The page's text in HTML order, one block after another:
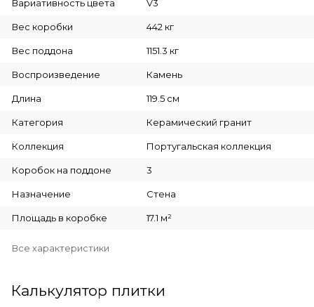
Вариативность цвета V3
Вес коробки 442 кг
Вес поддона 1151.3 кг
Воспроизведение Камень
Длина 119.5 см
Категория Керамический гранит
Коллекция Португальская коллекция
Коробок на поддоне 3
Назначение Стена
Площадь в коробке 17.1 м²
Все характеристики
Калькулятор плитки